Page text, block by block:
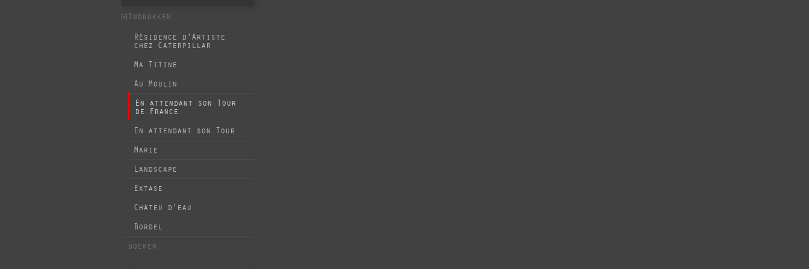
Indrukken
Résidence d'Artiste
chez Caterpillar
Ma Titine
Au Moulin
En attendant son Tour
de France
En attendant son Tour
Marie
Landscape
Extase
Châteu d'eau
Bordel
boeken